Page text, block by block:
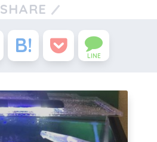
SHARE
LINE